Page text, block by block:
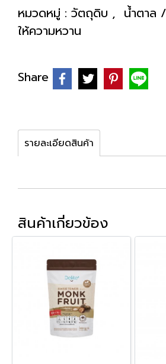
หมวดหมู่ : วัตถุดิบ , น้ำตาล
ให้ความหวาน
Share
รายละเอียดสินค้า
สินค้าเกี่ยวข้อง